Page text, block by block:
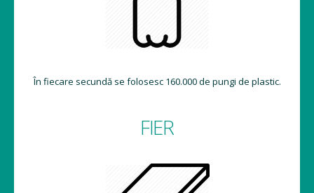
În fiecare secundă se folosesc 160.000 de pungi de plastic.
FIER